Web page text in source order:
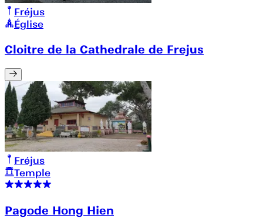
Fréjus
Église
Cloitre de la Cathedrale de Frejus
Fréjus
Temple
Pagode Hong Hien